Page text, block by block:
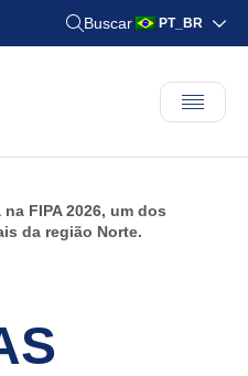
Buscar PT_BR
FIPA 2026, um dos
da região Norte.